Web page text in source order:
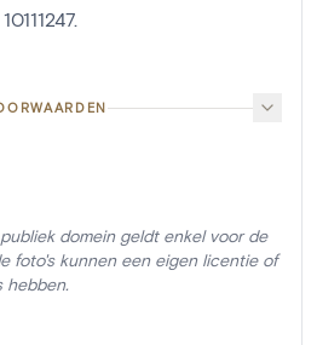
domein geldt enkel voor de
foto's kunnen een eigen licentie of
hebben.